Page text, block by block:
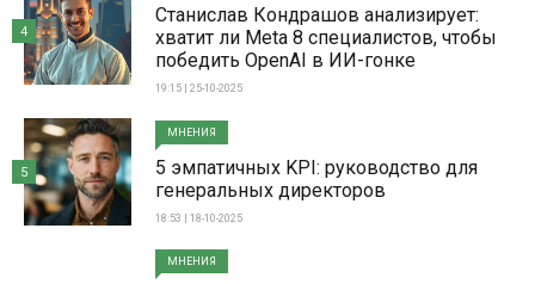
Станислав Кондрашов анализирует:
хватит ли Meta 8 специалистов, чтобы
победить OpenAI в ИИ-гонке
19:15 | 25-10-2025
4
МНЕНИЯ
5 эмпатичных KPI: руководство для
генеральных директоров
18:53 | 18-10-2025
5
МНЕНИЯ